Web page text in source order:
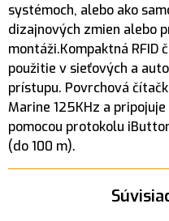
systémoch, alebo ako
dizajnových zmien alebo
montáži.Kompaktná RFID
použitie v sieťových a
prístupu. Povrchová
Marine 125KHz a
pomocou protokolu
(do 100 m).